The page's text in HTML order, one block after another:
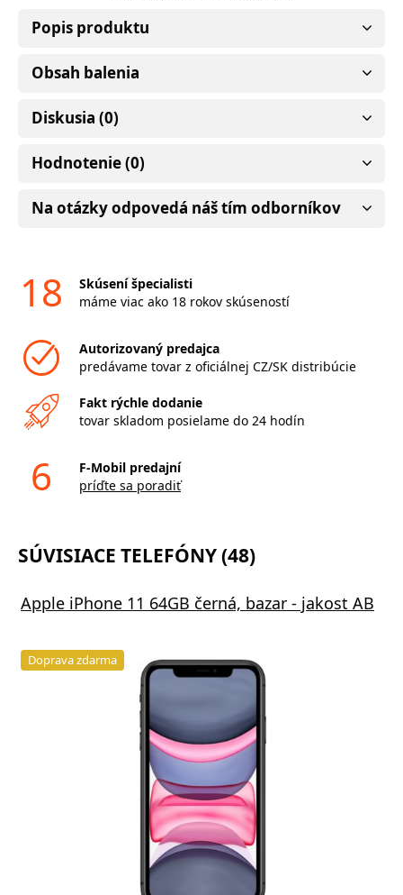
Popis produktu
Obsah balenia
Diskusia (0)
Hodnotenie (0)
Na otázky odpovedá náš tím odborníkov
18
Skúsení špecialisti
máme viac ako 18 rokov skúseností
Autorizovaný predajca
predávame tovar z oficiálnej CZ/SK distribúcie
Fakt rýchle dodanie
tovar skladom posielame do 24 hodín
6
F-Mobil predajní
príďte sa poradiť
SÚVISIACE TELEFÓNY (48)
Apple iPhone 11 64GB černá, bazar - jakost AB
Doprava zdarma